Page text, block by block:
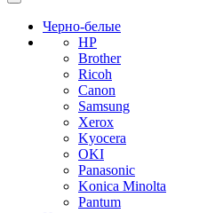
Черно-белые
HP
Brother
Ricoh
Canon
Samsung
Xerox
Kyocera
OKI
Panasonic
Konica Minolta
Pantum